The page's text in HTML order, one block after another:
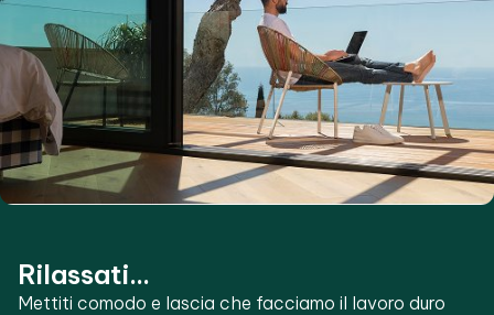
Rilassati...
Mettiti comodo e lascia che facciamo il lavoro duro